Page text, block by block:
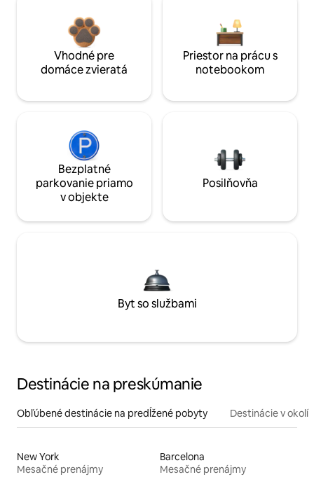
Vhodné pre
domáce zvieratá
Priestor na prácu s
notebookom
Bezplatné
parkovanie priamo
v objekte
Posilňovňa
Byt so službami
Destinácie na preskúmanie
Obľúbené destinácie na predĺžené pobyty Destinácie v okolí
New York
Mesačné prenájmy
Barcelona
Mesačné prenájmy